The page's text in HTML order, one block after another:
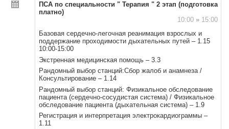
ПСА по специальности " Терапия " 2 этап (подготовка
платно)
10:00 »15:00
Базовая сердечно-легочная реанимация взрослых и
поддержание проходимости дыхательных путей – 1.15
10:00-15:00
Экстренная медицинская помощь – 3.3
Рандомный выбор станций:Сбор жалоб и анамнеза /
Консультирование – 1.14
Рандомный выбор станций: Физикальное обследование
пациента (сердечно-сосудистая система) / Физикальное
обследование пациента (дыхательная система) – 1.9
Регистрация и интерпретация электрокардиограммы –
1.11